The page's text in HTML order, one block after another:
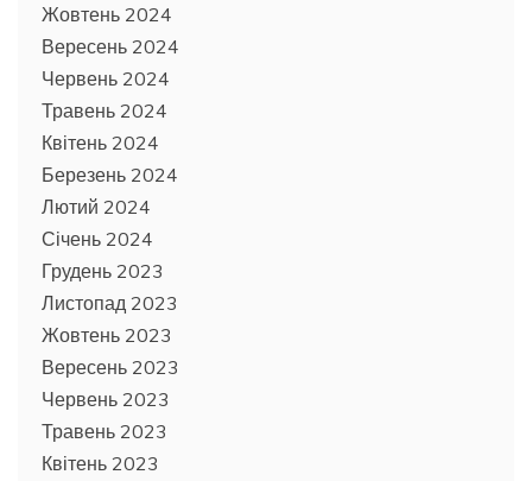
Жовтень 2024
Вересень 2024
Червень 2024
Травень 2024
Квітень 2024
Березень 2024
Лютий 2024
Січень 2024
Грудень 2023
Листопад 2023
Жовтень 2023
Вересень 2023
Червень 2023
Травень 2023
Квітень 2023